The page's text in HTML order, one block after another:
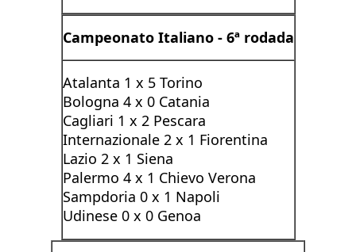
Campeonato Italiano - 6ª rodada
Atalanta 1 x 5 Torino
Bologna 4 x 0 Catania
Cagliari 1 x 2 Pescara
Internazionale 2 x 1 Fiorentina
Lazio 2 x 1 Siena
Palermo 4 x 1 Chievo Verona
Sampdoria 0 x 1 Napoli
Udinese 0 x 0 Genoa